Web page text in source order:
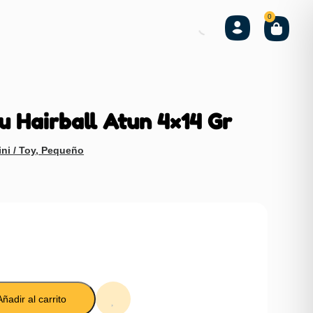
0
Hairball Atun 4×14 Gr
/ Toy, Pequeño
al carrito